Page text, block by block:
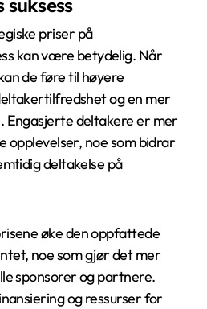
priser på
kan være betydelig. Når
de føre til høyere
og en mer
Engasjerte deltakere er mer
opplevelser, noe som bidrar
deltakelse på
øke den oppfattede
noe som gjør det mer
sponsorer og partnere.
og ressurser for